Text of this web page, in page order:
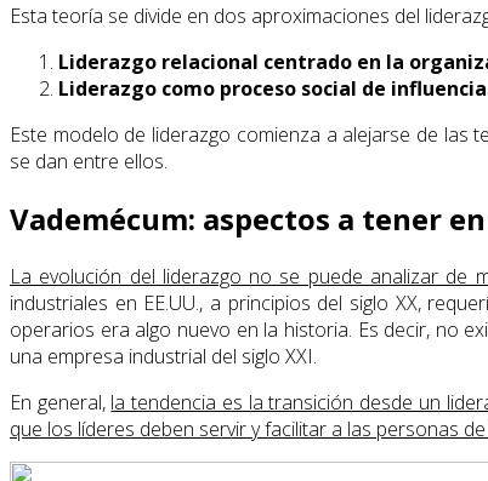
Esta teoría se divide en dos aproximaciones del
Liderazgo relacional centrado en la
Liderazgo como proceso social de
Este modelo de liderazgo comienza a alejarse de
se dan entre ellos.
Vademécum: aspectos a tener
La evolución del liderazgo no se puede analizar de
industriales en EE.UU., a principios del siglo XX,
operarios era algo nuevo en la historia. Es decir, no
una empresa industrial del siglo XXI.
En general, la tendencia es la transición desde un
que los líderes deben servir y facilitar a las personas